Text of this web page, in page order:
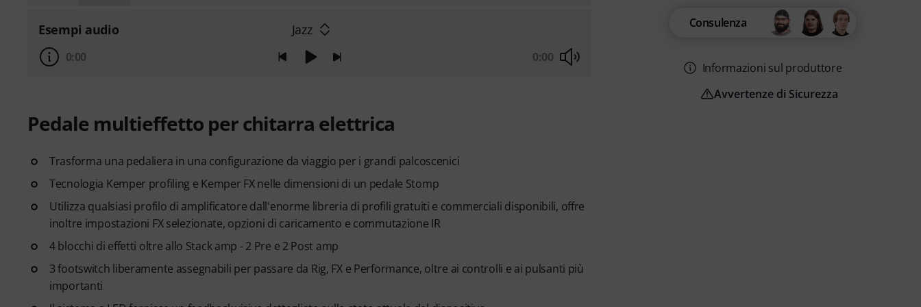
Esempi audio Jazz
0:00 0:00
Pedale multieffetto per chitarra elettrica
Trasforma una pedaliera in una configurazione da viaggio per i grandi palcoscenici
Tecnologia Kemper profiling e Kemper FX nelle dimensioni di un pedale Stomp
Utilizza qualsiasi profilo di amplificatore dall'enorme libreria di profili gratuiti e commerciali disponibili, offre
inoltre impostazioni FX selezionate, opzioni di caricamento e commutazione IR
4 blocchi di effetti oltre allo Stack amp - 2 Pre e 2 Post amp
3 footswitch liberamente assegnabili per passare da Rig, FX e Performance, oltre ai controlli e ai pulsanti più
importanti
Consulenza
Informazioni sul produttore
Avvertenze di Sicurezza